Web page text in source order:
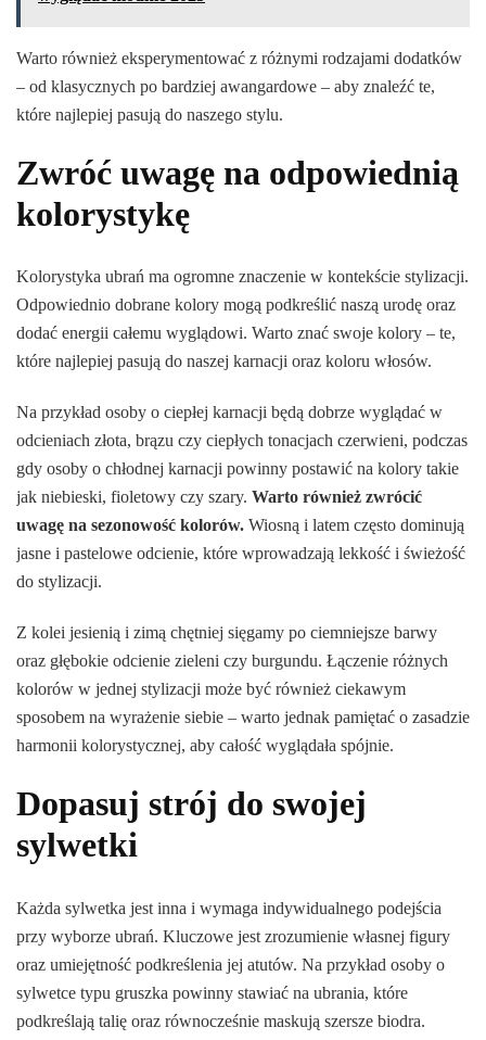
Warto również eksperymentować z różnymi rodzajami dodatków
– od klasycznych po bardziej awangardowe – aby znaleźć te,
które najlepiej pasują do naszego stylu.
Zwróć uwagę na odpowiednią
kolorystykę
Kolorystyka ubrań ma ogromne znaczenie w kontekście stylizacji.
Odpowiednio dobrane kolory mogą podkreślić naszą urodę oraz
dodać energii całemu wyglądowi. Warto znać swoje kolory – te,
które najlepiej pasują do naszej karnacji oraz koloru włosów.
Na przykład osoby o ciepłej karnacji będą dobrze wyglądać w
odcieniach złota, brązu czy ciepłych tonacjach czerwieni, podczas
gdy osoby o chłodnej karnacji powinny postawić na kolory takie
jak niebieski, fioletowy czy szary. Warto również zwrócić
uwagę na sezonowość kolorów. Wiosną i latem często dominują
jasne i pastelowe odcienie, które wprowadzają lekkość i świeżość
do stylizacji.
Z kolei jesienią i zimą chętniej sięgamy po ciemniejsze barwy
oraz głębokie odcienie zieleni czy burgundu. Łączenie różnych
kolorów w jednej stylizacji może być również ciekawym
sposobem na wyrażenie siebie – warto jednak pamiętać o zasadzie
harmonii kolorystycznej, aby całość wyglądała spójnie.
Dopasuj strój do swojej
sylwetki
Każda sylwetka jest inna i wymaga indywidualnego podejścia
przy wyborze ubrań. Kluczowe jest zrozumienie własnej figury
oraz umiejętność podkreślenia jej atutów. Na przykład osoby o
sylwetce typu gruszka powinny stawiać na ubrania, które
podkreślają talię oraz równocześnie maskują szersze biodra.